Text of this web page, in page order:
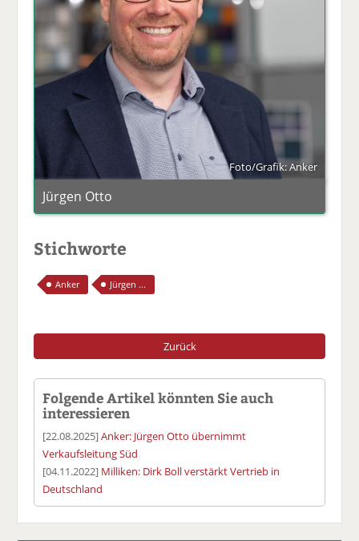
Foto/Grafik: Anker
Jürgen Otto
Stichworte
Anker Jürgen ...
Zurück
Folgende Artikel könnten Sie auch
interessieren
[22.08.2025]Anker: Jürgen Otto übernimmt
Verkaufsleitung Süd
[04.11.2022] Milliken: Dirk Boll verstärkt Vertrieb in
Deutschland